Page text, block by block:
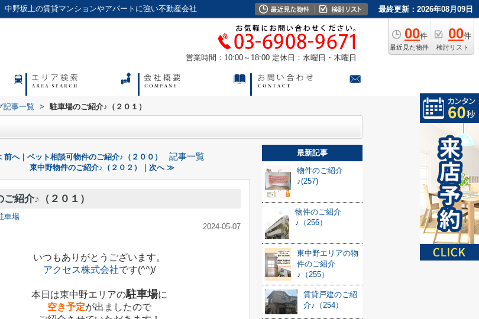
野坂上の賃貸マンションやアパートに強い不動産会社 最終更新：2026年08月09日
00件
最近見た物件
00件
検討リスト
営業時間：10:00～18:00 定休日：水曜日・木曜日
記事一覧 > 駐車場のご紹介♪（２０１）
へ｜ペット相談可物件のご紹介♪（２００） 記事一覧
東中野物件のご紹介♪（２０２）｜次へ ≫
紹介♪（２０１）
車場
2024-05-07
いつもありがとうございます。
アクセス株式会社です(^^)/
本日は東中野エリアの駐車場に
空き予定が出ましたので
最新記事
物件のご紹介
♪(257)
物件のご紹介
♪（256）
東中野エリアの物
件のご紹介
♪（255）
賃貸戸建のご紹
介♪（254）